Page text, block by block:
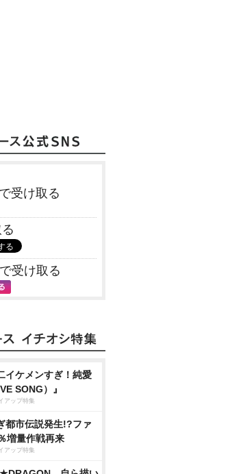
受け取る
受け取る
イケメンすぎ！純愛
SONG）』
アップ特集
都市伝説発生!?ファ
増量作戦再来
アップ特集